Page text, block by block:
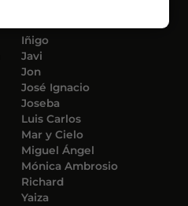
Iñigo
Javi
Jon
José Ignacio
Joseba
Luis Carlos
Mar y Cielo
Miguel Ángel
Mónica Ambrosio
Richard
Yaiza